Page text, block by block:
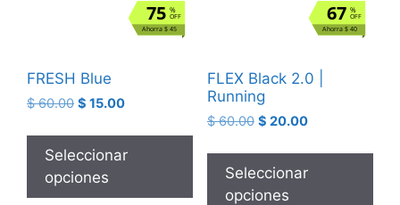
%
OFF
75
Ahorra $ 45
FRESH Blue
$60.00 $ 15.00
Seleccionar
opciones
%
OFF
67
Ahorra $ 40
FLEX Black 2.0 |
Running
$60.00 $ 20.00
Seleccionar
opciones